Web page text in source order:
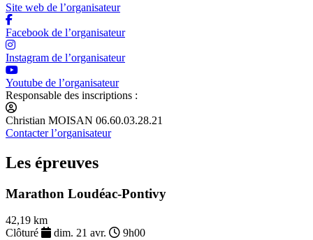
Site web de l’organisateur
Facebook de l’organisateur
Instagram de l’organisateur
Youtube de l’organisateur
Responsable des inscriptions :
Christian MOISAN 06.60.03.28.21
Contacter l’organisateur
Les épreuves
Marathon Loudéac-Pontivy
42,19 km
Clôturé
dim. 21 avr. 9h00